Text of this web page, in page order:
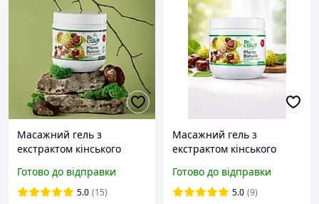
Масажний гель з
екстрактом кінського
500 мл
Готово до відправки
5.0 (15)
Масажний гель з
екстрактом кінського
мл. Кінська мазь для
суглобів
Готово до відправки
5.0 (9)